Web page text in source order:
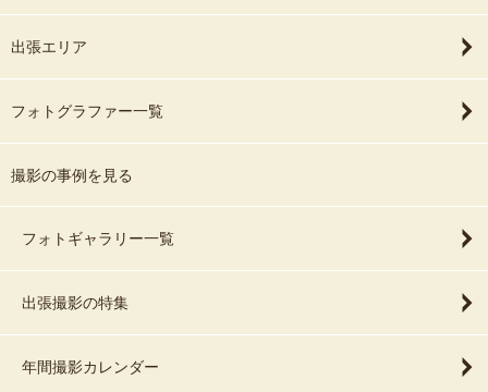
出張エリア
フォトグラファー一覧
撮影の事例を見る
フォトギャラリー一覧
出張撮影の特集
年間撮影カレンダー